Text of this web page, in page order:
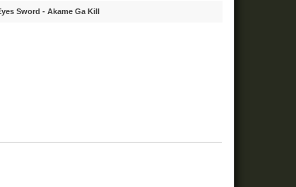
Sword - Akame Ga Kill